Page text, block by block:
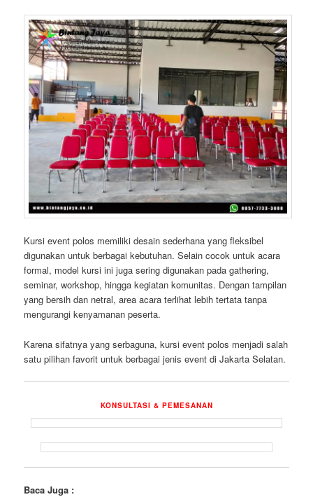
Kursi event polos memiliki desain sederhana yang fleksibel
digunakan untuk berbagai kebutuhan. Selain cocok untuk acara
formal, model kursi ini juga sering digunakan pada gathering,
seminar, workshop, hingga kegiatan komunitas. Dengan tampilan
yang bersih dan netral, area acara terlihat lebih tertata tanpa
mengurangi kenyamanan peserta.
Karena sifatnya yang serbaguna, kursi event polos menjadi salah
satu pilihan favorit untuk berbagai jenis event di Jakarta Selatan.
KONSULTASI & PEMESANAN
Baca Juga :